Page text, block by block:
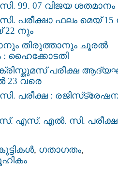
07 വിജയ ശതമാനം
പരീക്ഷാ ഫലം മെയ് 15
നും
തിരുത്താനും ചൂരല്‍
: ഹൈക്കോടതി
പരീക്ഷ
23 വരെ
പരീക്ഷ :
എസ്. എൽ. സി.
, ഗതാഗതം,